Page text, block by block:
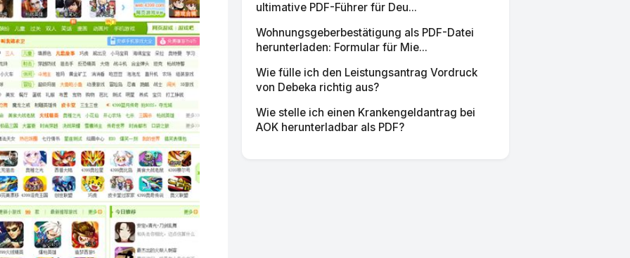
ultimative PDF-Führer für Deu...
Wohnungsgeberbestätigung als PDF-Datei
herunterladen: Formular für Mie...
Wie fülle ich den Leistungsantrag Vordruck
von Debeka richtig aus?
Wie stelle ich einen Krankengeldantrag bei
AOK herunterladbar als PDF?